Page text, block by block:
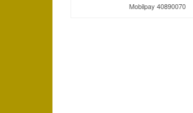
Mobilpay 40890070